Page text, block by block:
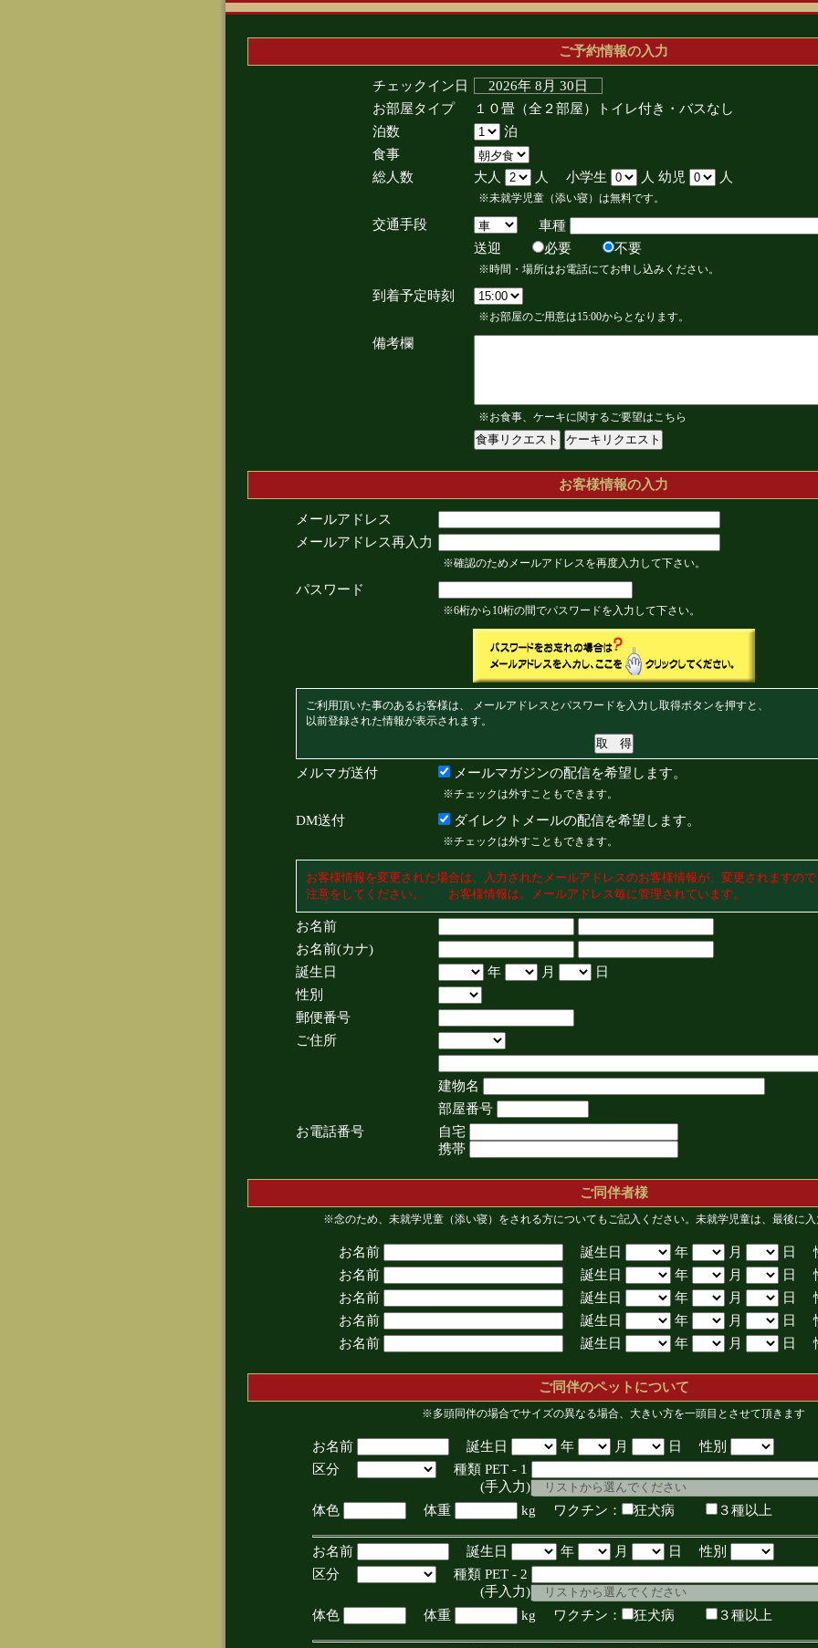
ご予約情報の入力
チェックイン日
2026年 8月 30日
お部屋タイプ
１０畳（全２部屋）トイレ付き・バスなし
泊数
泊
食事
総人数
大人 人 小学生 人 幼児 人
※未就学児童（添い寝）は無料です。
交通手段
車種
送迎
必要 不要
※時間・場所はお電話にてお申し込みください。
到着予定時刻
※お部屋のご用意は15:00からとなります。
備考欄
※お食事、ケーキに関するご要望はこちら
お客様情報の入力
メールアドレス
メールアドレス再入力
※確認のためメールアドレスを再度入力して下さい。
パスワード
※6桁から10桁の間でパスワードを入力して下さい。
ご利用頂いた事のあるお客様は、 メールアドレスとパスワードを入力し取得ボタンを押すと、
以前登録された情報が表示されます。
メルマガ送付 メールマガジンの配信を希望します。
※チェックは外すこともできます。
DM送付 ダイレクトメールの配信を希望します。
※チェックは外すこともできます。
お客様情報を変更された場合は、入力されたメールアドレスのお客様情報が、変更されますので
注意をしてください。 お客様情報は、メールアドレス毎に管理されています。
お名前
お名前(カナ)
誕生日
年 月
日
性別
郵便番号
ご住所
建物名
部屋番号
お電話番号
自宅
携帯
ご同伴者様
※念のため、未就学児童（添い寝）をされる方についてもご記入ください。未就学児童は、最後に入
お名前 誕生日 年 月
日
お名前
誕生日 年 月
日
お名前
誕生日 年 月
日
お名前
誕生日 年 月
日
お名前
誕生日 年 月 日
ご同伴のペットについて
※多頭同伴の場合でサイズの異なる場合、大きい方を一頭目とさせて頂きます
お名前 誕生日 年 月
日 性別
区分
種類 PET - 1
(手入力)
体色
体重 kg ワクチン： 狂犬病 ３種以上
お名前 誕生日 年 月
日 性別
区分
種類 PET - 2
(手入力)
体色
体重 kg ワクチン： 狂犬病 ３種以上